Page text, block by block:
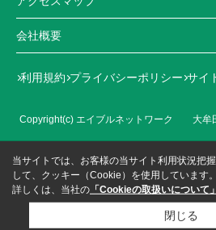
会社概要
利用規約 プライバシーポリシー サイ
Copyright(c) エイブルネットワーク 大牟
当サイトでは、お客様の当サイト利用状況把
して、クッキー（Cookie）を使用しています。
詳しくは、当社の 「Cookieの取扱いについて」
閉じる